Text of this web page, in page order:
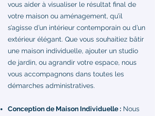
vous aider à visualiser le résultat final de
votre maison ou aménagement, qu’il
s’agisse d’un intérieur contemporain ou d’un
extérieur élégant. Que vous souhaitiez bâtir
une maison individuelle, ajouter un studio
de jardin, ou agrandir votre espace, nous
vous accompagnons dans toutes les
démarches administratives.
Conception de Maison Individuelle : Nous